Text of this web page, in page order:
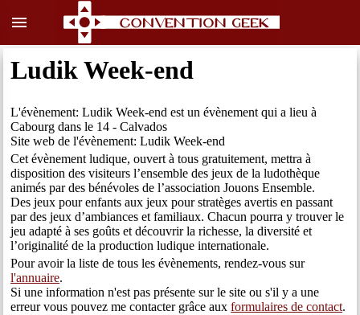
menu
Ludik Week-end
L'évènement: Ludik Week-end est un évènement qui a lieu à
Cabourg dans le 14 - Calvados
Site web de l'évènement: Ludik Week-end
Cet évènement ludique, ouvert à tous gratuitement, mettra à
disposition des visiteurs l’ensemble des jeux de la ludothèque
animés par des bénévoles de l’association Jouons Ensemble.
Des jeux pour enfants aux jeux pour stratèges avertis en passant
par des jeux d’ambiances et familiaux. Chacun pourra y trouver le
jeu adapté à ses goûts et découvrir la richesse, la diversité et
l’originalité de la production ludique internationale.
Pour avoir la liste de tous les évènements, rendez-vous sur
l'annuaire.
Si une information n'est pas présente sur le site ou s'il y a une
erreur vous pouvez me contacter grâce auxformulaires de contact.